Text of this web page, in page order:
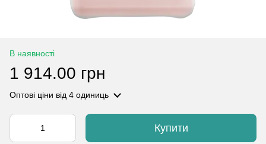
В наявності
1 914.00 грн
Оптові ціни від 4 одиниць
Купити